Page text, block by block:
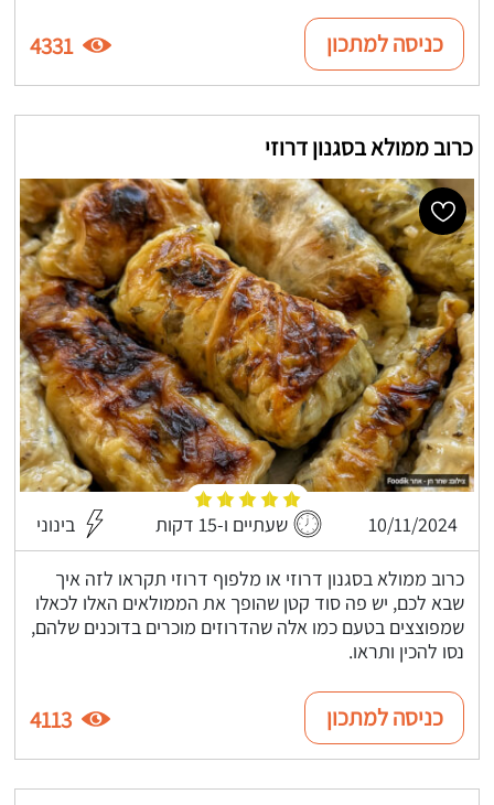
כניסה למתכון 4331
כרוב ממולא בסגנון דרוזי
10/11/2024 שעתיים ו-15 דקות בינוני
כרוב ממולא בסגנון דרוזי או מלפוף דרוזי תקראו לזה איך
שבא לכם, יש פה סוד קטן שהופך את הממולאים האלו לכאלו
שמפוצצים בטעם כמו אלה שהדרוזים מוכרים בדוכנים שלהם,
נסו להכין ותראו.
כניסה למתכון 4113